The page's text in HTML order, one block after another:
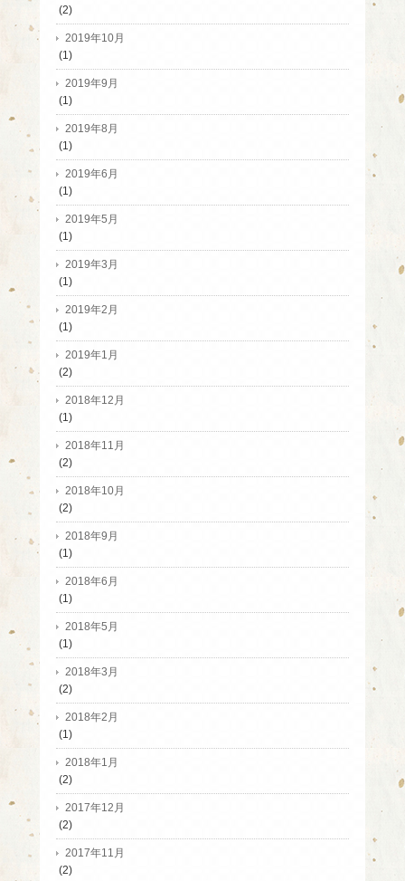
(2)
2019年10月
(1)
2019年9月
(1)
2019年8月
(1)
2019年6月
(1)
2019年5月
(1)
2019年3月
(1)
2019年2月
(1)
2019年1月
(2)
2018年12月
(1)
2018年11月
(2)
2018年10月
(2)
2018年9月
(1)
2018年6月
(1)
2018年5月
(1)
2018年3月
(2)
2018年2月
(1)
2018年1月
(2)
2017年12月
(2)
2017年11月
(2)